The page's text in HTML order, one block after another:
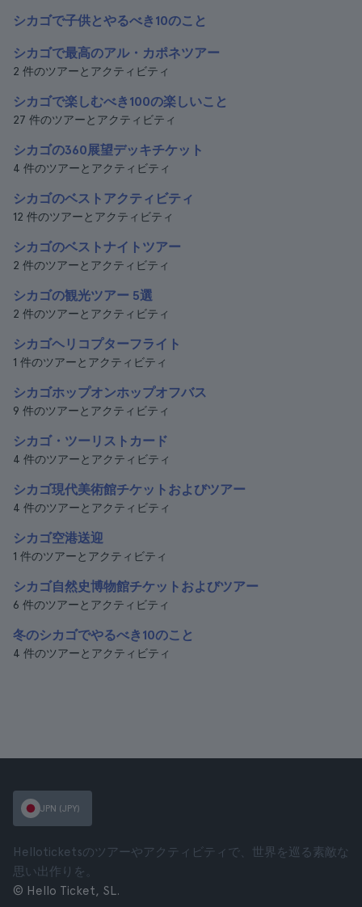
シカゴで子供とやるべき10のこと
シカゴで最高のアル・カポネツアー
2 件のツアーとアクティビティ
シカゴで楽しむべき100の楽しいこと
27 件のツアーとアクティビティ
シカゴの360展望デッキチケット
4 件のツアーとアクティビティ
シカゴのベストアクティビティ
12 件のツアーとアクティビティ
シカゴのベストナイトツアー
2 件のツアーとアクティビティ
シカゴの観光ツアー 5選
2 件のツアーとアクティビティ
シカゴヘリコプターフライト
1 件のツアーとアクティビティ
シカゴホップオンホップオフバス
9 件のツアーとアクティビティ
シカゴ・ツーリストカード
4 件のツアーとアクティビティ
シカゴ現代美術館チケットおよびツアー
4 件のツアーとアクティビティ
シカゴ空港送迎
1 件のツアーとアクティビティ
シカゴ自然史博物館チケットおよびツアー
6 件のツアーとアクティビティ
冬のシカゴでやるべき10のこと
4 件のツアーとアクティビティ
JPN (JPY)
Helloticketsのツアーやアクティビティで、世界を巡る素敵な
思い出作りを。
© Hello Ticket, SL.